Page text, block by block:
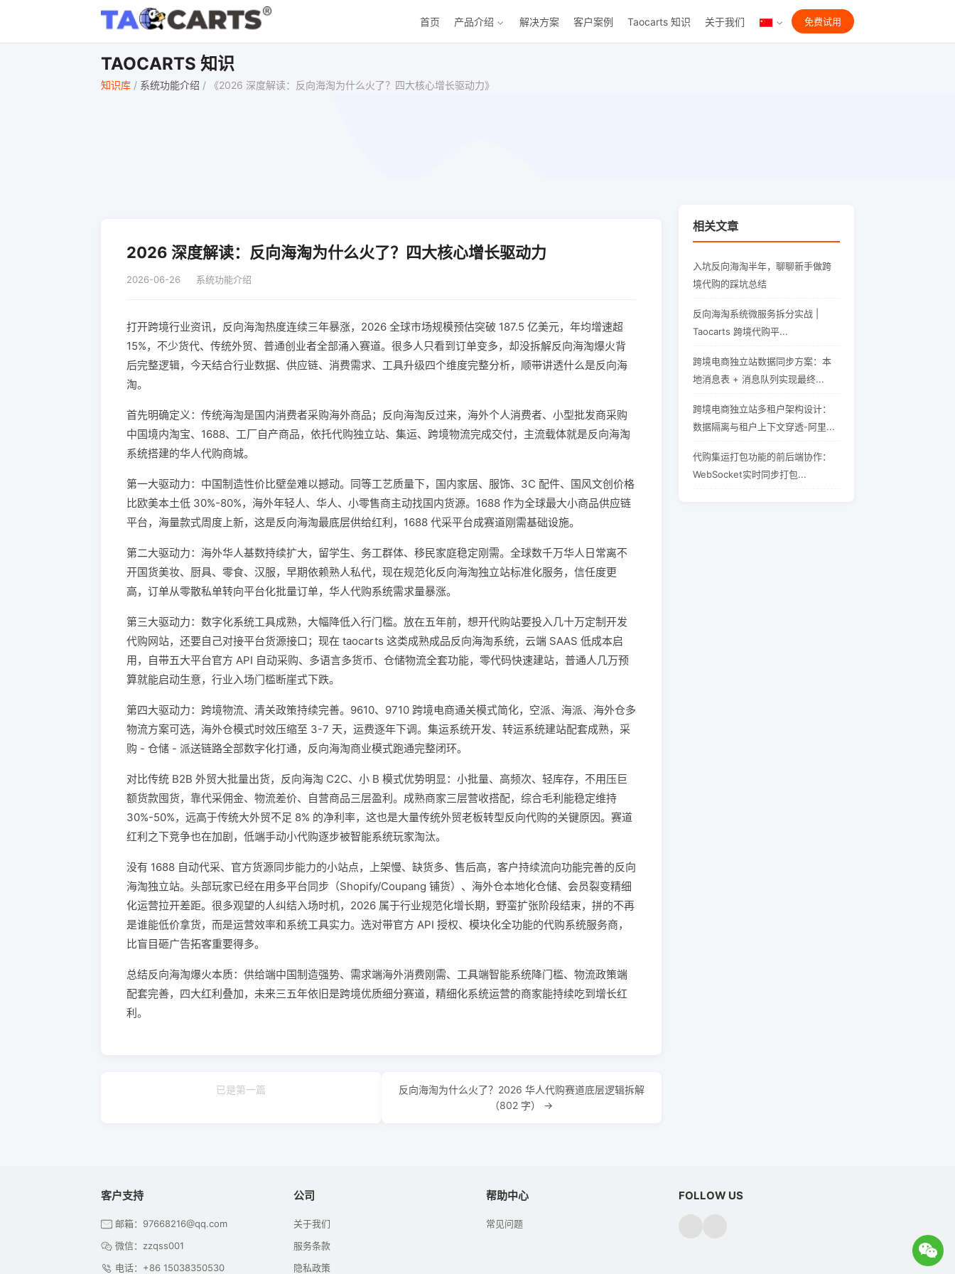
首页 产品介绍 解决方案 客户案例 Taocarts 知识 关于我们 免费试用
TAOCARTS 知识
知识库 / 系统功能介绍 / 《2026 深度解读：反向海淘为什么火了？四大核心增长驱动力》
2026 深度解读：反向海淘为什么火了？四大核心增长驱动力
2026-06-26 系统功能介绍
打开跨境行业资讯，反向海淘热度连续三年暴涨，2026 全球市场规模预估突破 187.5 亿美元，年均增速超
15%，不少货代、传统外贸、普通创业者全部涌入赛道。很多人只看到订单变多，却没拆解反向海淘爆火背
后完整逻辑，今天结合行业数据、供应链、消费需求、工具升级四个维度完整分析，顺带讲透什么是反向海
淘。
首先明确定义：传统海淘是国内消费者采购海外商品；反向海淘反过来，海外个人消费者、小型批发商采购
中国境内淘宝、1688、工厂自产商品，依托代购独立站、集运、跨境物流完成交付，主流载体就是反向海淘
系统搭建的华人代购商城。
第一大驱动力：中国制造性价比壁垒难以撼动。同等工艺质量下，国内家居、服饰、3C 配件、国风文创价格
比欧美本土低 30%-80%，海外年轻人、华人、小零售商主动找国内货源。1688 作为全球最大小商品供应链
平台，海量款式周度上新，这是反向海淘最底层供给红利，1688 代采平台成赛道刚需基础设施。
第二大驱动力：海外华人基数持续扩大，留学生、务工群体、移民家庭稳定刚需。全球数千万华人日常离不
开国货美妆、厨具、零食、汉服，早期依赖熟人私代，现在规范化反向海淘独立站标准化服务，信任度更
高，订单从零散私单转向平台化批量订单，华人代购系统需求量暴涨。
第三大驱动力：数字化系统工具成熟，大幅降低入行门槛。放在五年前，想开代购站要投入几十万定制开发
代购网站，还要自己对接平台货源接口；现在 taocarts 这类成熟成品反向海淘系统，云端 SAAS 低成本启
用，自带五大平台官方 API 自动采购、多语言多货币、仓储物流全套功能，零代码快速建站，普通人几万预
算就能启动生意，行业入场门槛断崖式下跌。
第四大驱动力：跨境物流、清关政策持续完善。9610、9710 跨境电商通关模式简化，空派、海派、海外仓多
物流方案可选，海外仓模式时效压缩至 3-7 天，运费逐年下调。集运系统开发、转运系统建站配套成熟，采
购 - 仓储 - 派送链路全部数字化打通，反向海淘商业模式跑通完整闭环。
对比传统 B2B 外贸大批量出货，反向海淘 C2C、小 B 模式优势明显：小批量、高频次、轻库存，不用压巨
额货款囤货，靠代采佣金、物流差价、自营商品三层盈利。成熟商家三层营收搭配，综合毛利能稳定维持
30%-50%，远高于传统大外贸不足 8% 的净利率，这也是大量传统外贸老板转型反向代购的关键原因。赛道
红利之下竞争也在加剧，低端手动小代购逐步被智能系统玩家淘汰。
没有 1688 自动代采、官方货源同步能力的小站点，上架慢、缺货多、售后高，客户持续流向功能完善的反向
海淘独立站。头部玩家已经在用多平台同步（Shopify/Coupang 铺货）、海外仓本地化仓储、会员裂变精细
化运营拉开差距。很多观望的人纠结入场时机，2026 属于行业规范化增长期，野蛮扩张阶段结束，拼的不再
是谁能低价拿货，而是运营效率和系统工具实力。选对带官方 API 授权、模块化全功能的代购系统服务商，
比盲目砸广告拓客重要得多。
总结反向海淘爆火本质：供给端中国制造强势、需求端海外消费刚需、工具端智能系统降门槛、物流政策端
配套完善，四大红利叠加，未来三五年依旧是跨境优质细分赛道，精细化系统运营的商家能持续吃到增长红
利。
已是第一篇
反向海淘为什么火了？2026 华人代购赛道底层逻辑拆解
（802 字） →
相关文章
入坑反向海淘半年，聊聊新手做跨
境代购的踩坑总结
反向海淘系统微服务拆分实战 |
Taocarts 跨境代购平...
跨境电商独立站数据同步方案：本
地消息表 + 消息队列实现最终...
跨境电商独立站多租户架构设计：
数据隔离与租户上下文穿透-阿里...
代购集运打包功能的前后端协作：
WebSocket实时同步打包...
客户支持
邮箱：97668216@qq.com
微信：zzqss001
电话：+86 15038350530
公司
关于我们
服务条款
隐私政策
帮助中心
常见问题
FOLLOW US